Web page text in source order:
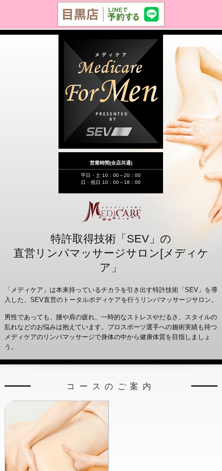
営業時間(全店共通)
平日・土 10：00～20：00
日・祝日 10：00～18：00
特許取得技術「SEV」の
直営リンパマッサージサロン[メディケ
ア」
「メディケア」は本来持っているチカラを引き出す特許技術「SEV」を導
入した、SEV直営のトータルボディケアを行うリンパマッサージサロン。
男性であっても、腰や肩の疲れ、一時的なストレスやだるさ、スタイルの
乱れなどのお悩みは抱えています。プロスポーツ選手への施術実績も持つ
メディケアのリンパマッサージで身体の中から健康体質を目指しましょ
う。
コースのご案内